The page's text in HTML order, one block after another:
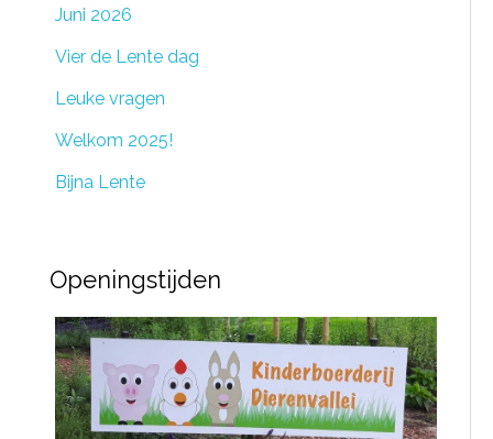
Juni 2026
Vier de Lente dag
Leuke vragen
Welkom 2025!
Bijna Lente
Openingstijden